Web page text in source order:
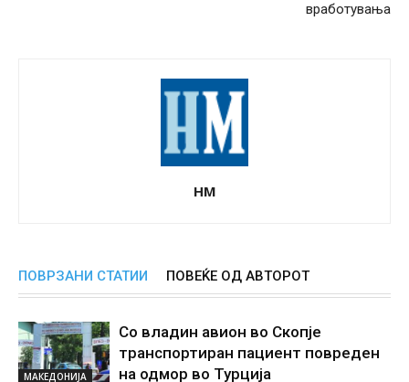
вработувања
НМ
ПОВРЗАНИ СТАТИИ ПОВЕЌЕ ОД АВТОРОТ
МАКЕДОНИЈА
Со владин авион во Скопје
транспортиран пациент повреден
на одмор во Турција